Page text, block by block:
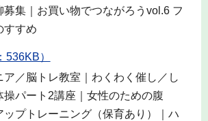
募集｜お買い物でつながろうvol.6 フ
すすめ
536KB）
ア／脳トレ教室｜わくわく催し／し
操パート2講座｜女性のための腹
ップトレーニング（保育あり）｜ハ